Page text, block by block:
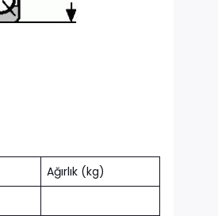
Ağırlık (kg)